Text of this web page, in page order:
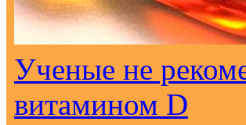
Ученые не
витамином D